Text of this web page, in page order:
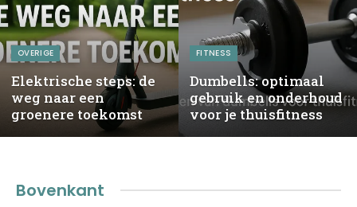
OVERIGE
Elektrische steps: de
weg naar een
groenere toekomst
FITNESS
Dumbells: optimaal
gebruik en onderhoud
voor je thuisfitness
Bovenkant